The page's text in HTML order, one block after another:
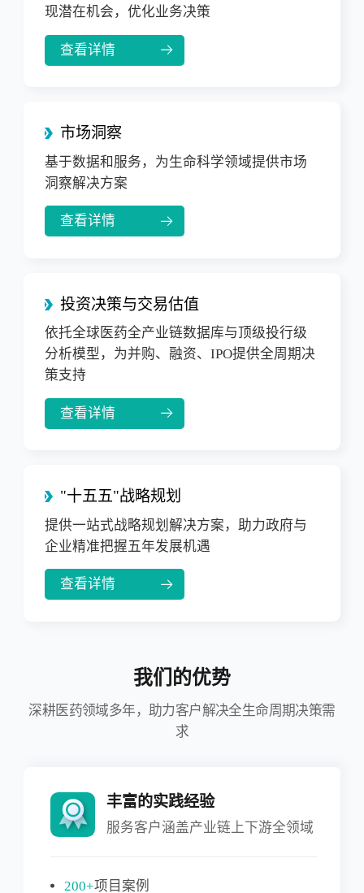
现潜在机会，优化业务决策
查看详情
市场洞察
基于数据和服务，为生命科学领域提供市场
洞察解决方案
查看详情
投资决策与交易估值
依托全球医药全产业链数据库与顶级投行级
分析模型，为并购、融资、IPO提供全周期决
策支持
查看详情
"十五五"战略规划
提供一站式战略规划解决方案，助力政府与
企业精准把握五年发展机遇
查看详情
我们的优势
深耕医药领域多年，助力客户解决全生命周期决策需
求
丰富的实践经验
服务客户涵盖产业链上下游全领域
200+项目案例